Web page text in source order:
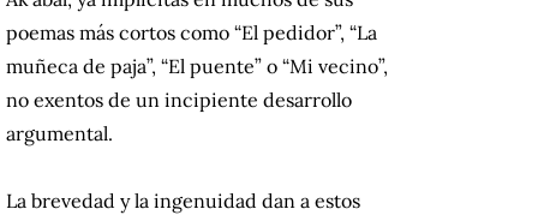
poemas más cortos como “El pedidor”, “La
muñeca de paja”, “El puente” o “Mi vecino”,
no exentos de un incipiente desarrollo
argumental.
La brevedad y la ingenuidad dan a estos